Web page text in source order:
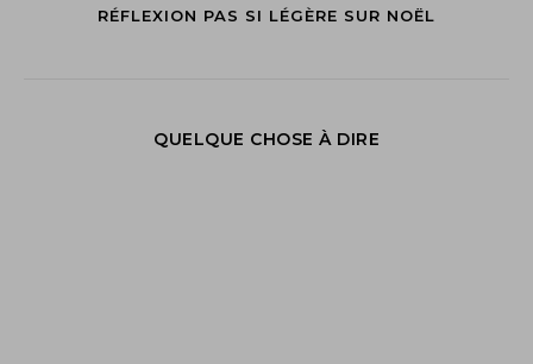
RÉFLEXION PAS SI LÉGÈRE SUR NOËL
QUELQUE CHOSE À DIRE